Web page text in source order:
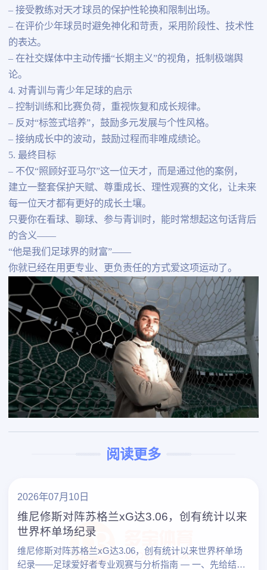
– 接受教练对天才球员的保护性轮换和限制出场。
– 在评价少年球员时避免神化和苛责，采用阶段性、技术性
的表达。
– 在社交媒体中主动传播“长期主义”的视角，抵制极端舆
论。
4. 对青训与青少年足球的启示
– 控制训练和比赛负荷，重视恢复和成长规律。
– 反对“标签式培养”，鼓励多元发展与个性风格。
– 接纳成长中的波动，鼓励过程而非唯成绩论。
5. 最终目标
– 不仅“照顾好亚马尔”这一位天才，而是通过他的案例，
建立一整套保护天赋、尊重成长、理性观赛的文化，让未来
每一位天才都有更好的成长土壤。
只要你在看球、聊球、参与青训时，能时常想起这句话背后
的含义——
“他是我们足球界的财富”——
你就已经在用更专业、更负责任的方式爱这项运动了。
阅读更多
2026年07月10日
维尼修斯对阵苏格兰xG达3.06，创有统计以来
世界杯单场纪录
维尼修斯对阵苏格兰xG达3.06，创有统计以来世界杯单场
纪录——足球爱好者专业观赛与分析指南 — 一、先给结